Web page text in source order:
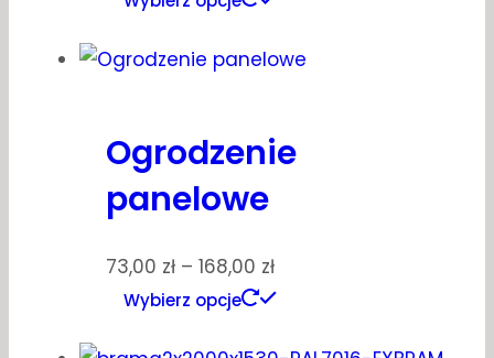
Ogrodzenie
panelowe
73,00 zł – 168,00 zł
Wybierz opcje